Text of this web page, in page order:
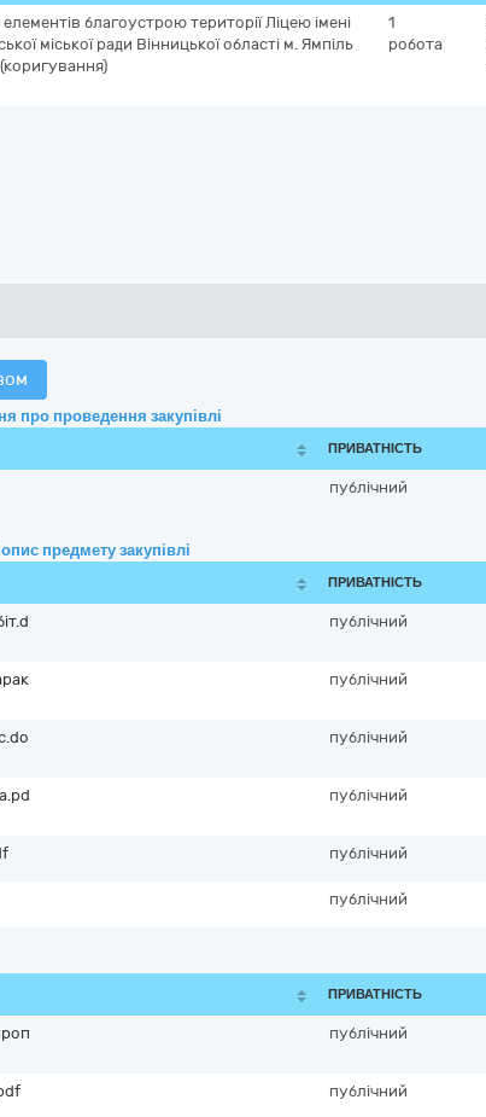
благоустрою території Ліцею імені
міської ради Вінницької області м. Ямпіль
1
робота
про проведення закупівлі
ПРИВАТНІСТЬ
публічний
предмету закупівлі
ПРИВАТНІСТЬ
публічний
публічний
публічний
публічний
публічний
публічний
ПРИВАТНІСТЬ
публічний
публічний